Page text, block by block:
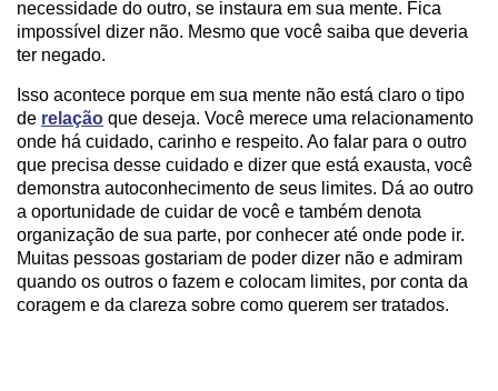
necessidade do outro, se instaura em sua mente. Fica
impossível dizer não. Mesmo que você saiba que deveria
ter negado.
Isso acontece porque em sua mente não está claro o tipo
de relação que deseja. Você merece uma relacionamento
onde há cuidado, carinho e respeito. Ao falar para o outro
que precisa desse cuidado e dizer que está exausta, você
demonstra autoconhecimento de seus limites. Dá ao outro
a oportunidade de cuidar de você e também denota
organização de sua parte, por conhecer até onde pode ir.
Muitas pessoas gostariam de poder dizer não e admiram
quando os outros o fazem e colocam limites, por conta da
coragem e da clareza sobre como querem ser tratados.